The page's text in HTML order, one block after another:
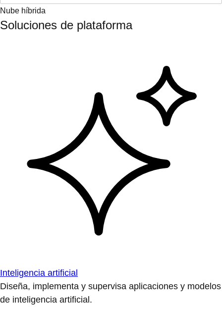
Nube híbrida
Soluciones de plataforma
Inteligencia artificial
Diseña, implementa y supervisa aplicaciones y modelos
de inteligencia artificial.